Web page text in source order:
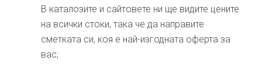
В каталозите и сайтовете ни ще видите цените
на всички стоки, така че да направите
сметката си, коя е най-изгодната оферта за
вас;